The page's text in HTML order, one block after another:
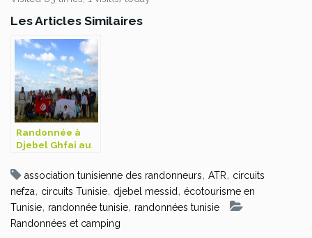
Les Articles Similaires
Randonnée à
Djebel Ghfai au
association tunisienne des randonneurs, ATR, circuits
nefza, circuits Tunisie, djebel messid, écotourisme en
Tunisie, randonnée tunisie, randonnées tunisie
Randonnées et camping